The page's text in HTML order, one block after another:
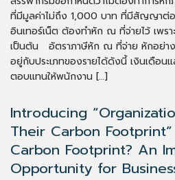
ที่มีมูลค่าไม่ถึง 1,000 บาท ที่มีสัญญาต่อ
อินเทอร์เน็ต ต้องทำหัก ณ ที่จ่ายไว้ เพร
เป็นต้น อัตราภาษีหัก ณ ที่จ่าย หักอย่า
อยู่กับประเภทของรายได้ดังนี้ เงินเดือน
ตอบแทนให้พนักงาน […]
Introducing
Their Carbon
Carbon Footprint? An
Opportunity for